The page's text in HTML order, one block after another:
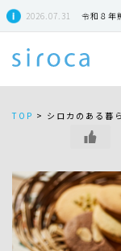
2026.07.31 令和８年熊
TOP > シロカのある暮